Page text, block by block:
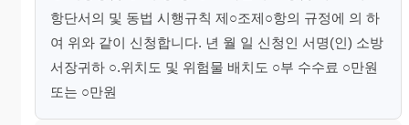
항단서의 및 동법 시행규칙 제○조제○항의 규정에 의 하
여 위와 같이 신청합니다. 년 월 일 신청인 서명(인) 소방
서장귀하 ○.위치도 및 위험물 배치도 ○부 수수료 ○만원
또는 ○만원